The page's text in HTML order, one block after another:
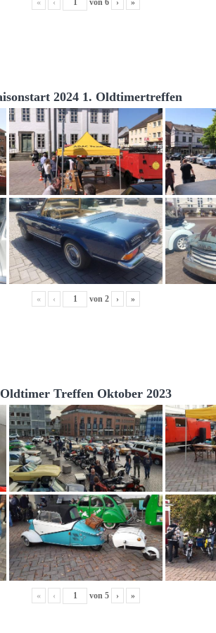
« ‹ von 6 › »
2024 1. Oldtimertreffen
« ‹ von 2 › »
Oldtimer Treffen Oktober 2023
« ‹ von 5 › »